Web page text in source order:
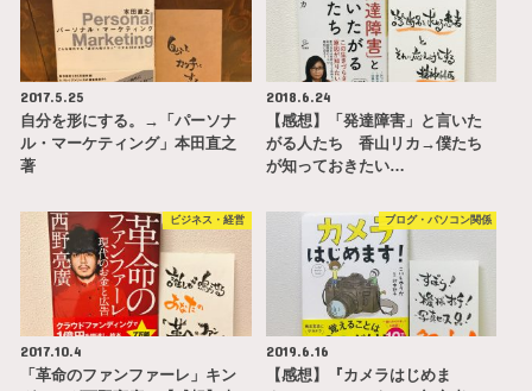
2017.5.25
自分を形にする。→「パーソナ
ル・マーケティング」本田直之
著
2018.6.24
【感想】「発達障害」と言いた
がる人たち 香山リカ→僕たち
が知っておきたい…
ビジネス・経営
2017.10.4
「革命のファンファーレ」キン
ブログ・パソコン関係
2019.6.16
【感想】『カメラはじめま